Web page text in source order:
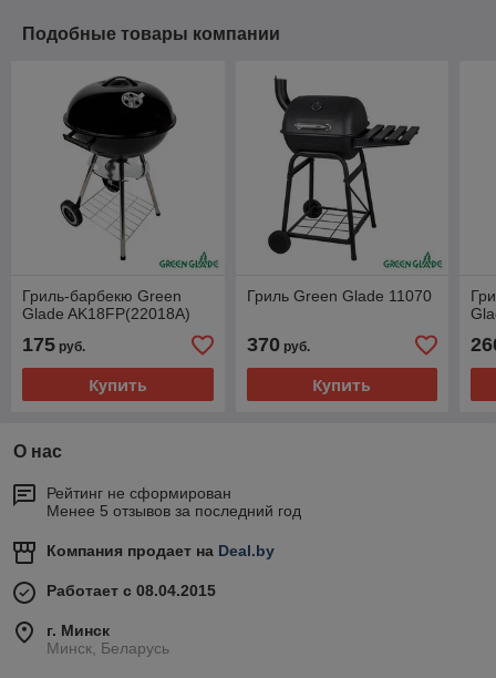
Подобные товары компании
Гриль-барбекю Green
Glade AK18FP(22018A)
175 руб.
Купить
Гриль Green Glade 11070
370руб.
Купить
О нас
Рейтинг не сформирован
Менее 5 отзывов за последний год
Компания продает на Deal.by
Работает с 08.04.2015
г. Минск
Минск, Беларусь